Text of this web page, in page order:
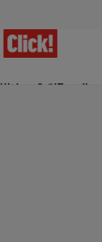
Ultima Oră!Trending